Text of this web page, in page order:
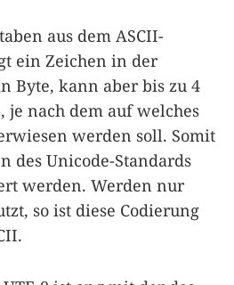
aus dem ASCII-
ein Zeichen in der
Byte, kann aber bis zu 4
je nach dem auf welches
werden soll. Somit
des Unicode-Standards
werden. Werden nur
so ist diese Codierung